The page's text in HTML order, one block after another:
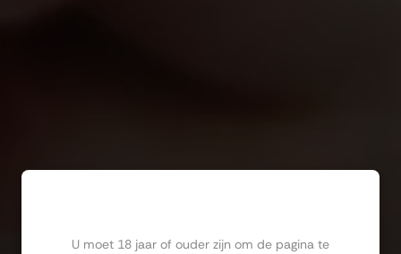
U moet 18 jaar of ouder zijn om de pagina te